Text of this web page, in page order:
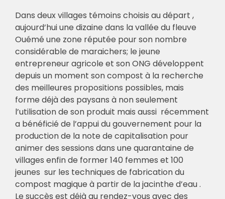
Dans deux villages témoins choisis au départ ,
aujourd’hui une dizaine dans la vallée du fleuve
Ouémé une zone réputée pour son nombre
considérable de maraichers; le jeune
entrepreneur agricole et son ONG développent
depuis un moment son compost à la recherche
des meilleures propositions possibles, mais
forme déjà des paysans à non seulement
l’utilisation de son produit mais aussi récemment
a bénéficié de l’appui du gouvernement pour la
production de la note de capitalisation pour
animer des sessions dans une quarantaine de
villages enfin de former 140 femmes et 100
jeunes sur les techniques de fabrication du
compost magique à partir de la jacinthe d’eau .
Le succès est déjà au rendez-vous avec des